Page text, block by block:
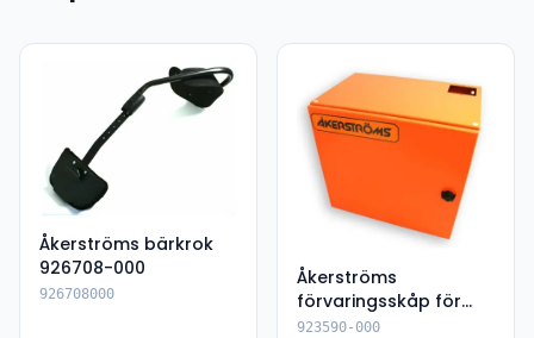
Åkerströms bärkrok
926708-000
926708000
Åkerströms
förvaringsskåp för
radiosändare
923590-000